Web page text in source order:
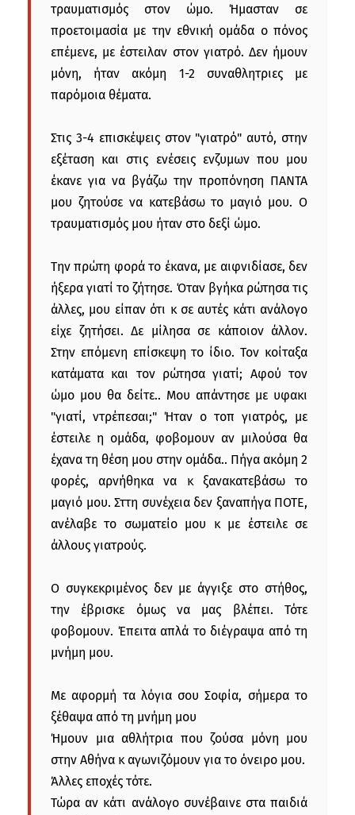
τραυματισμός στον ώμο. Ήμασταν σε
προετοιμασία με την εθνική ομάδα ο πόνος
επέμενε, με έστειλαν στον γιατρό. Δεν ήμουν
μόνη, ήταν ακόμη 1-2 συναθλητριες με
παρόμοια θέματα.
Στις 3-4 επισκέψεις στον "γιατρό" αυτό, στην
εξέταση και στις ενέσεις ενζυμων που μου
έκανε για να βγάζω την προπόνηση ΠΑΝΤΑ
μου ζητούσε να κατεβάσω το μαγιό μου. Ο
τραυματισμός μου ήταν στο δεξί ώμο.
Την πρώτη φορά το έκανα, με αιφνιδίασε, δεν
ήξερα γιατί το ζήτησε. Όταν βγήκα ρώτησα τις
άλλες, μου είπαν ότι κ σε αυτές κάτι ανάλογο
είχε ζητήσει. Δε μίλησα σε κάποιον άλλον.
Στην επόμενη επίσκεψη το ίδιο. Τον κοίταξα
κατάματα και τον ρώτησα γιατί; Αφού τον
ώμο μου θα δείτε.. Μου απάντησε με υφακι
"γιατί, ντρέπεσαι;" Ήταν ο τοπ γιατρός, με
έστειλε η ομάδα, φοβομουν αν μιλούσα θα
έχανα τη θέση μου στην ομάδα.. Πήγα ακόμη 2
φορές, αρνήθηκα να κ ξανακατεβάσω το
μαγιό μου. Σττη συνέχεια δεν ξαναπήγα ΠΟΤΕ,
ανέλαβε το σωματείο μου κ με έστειλε σε
άλλους γιατρούς.
Ο συγκεκριμένος δεν με άγγιξε στο στήθος,
την έβρισκε όμως να μας βλέπει. Τότε
φοβομουν. Έπειτα απλά το διέγραψα από τη
μνήμη μου.
Με αφορμή τα λόγια σου Σοφία, σήμερα το
ξέθαψα από τη μνήμη μου
Ήμουν μια αθλήτρια που ζούσα μόνη μου
στην Αθήνα κ αγωνιζόμουν για το όνειρο μου.
Άλλες εποχές τότε.
Τώρα αν κάτι ανάλογο συνέβαινε στα παιδιά